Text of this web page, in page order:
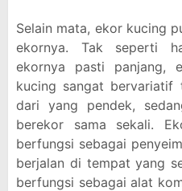
Selain mata, ekor kucing
ekornya. Tak seperti
ekornya pasti panjang,
kucing sangat bervariatif
dari yang pendek,
berekor sama sekali.
berfungsi sebagai
berjalan di tempat yang
berfungsi sebagai alat